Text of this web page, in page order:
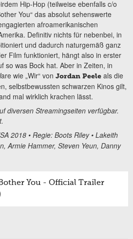
Hip-Hop (teilweise ebenfalls c/o
You“ das absolut sehenswerte
afroamerikanischen
Definitiv nichts für nebenbei, in
und dadurch naturgemäß ganz
Film funktioniert, hängt also in erster
so was Bock hat. Aber in Zeiten, in
wie „Wir“ von Jordan Peele als die
selbstbewussten schwarzen Kinos gilt,
mal wirklich krachen lässt.
diversen Streamingseiten verfügbar.
2018 • Regie: Boots Riley • Lakeith
Armie Hammer, Steven Yeun, Danny
You - Official Trailer